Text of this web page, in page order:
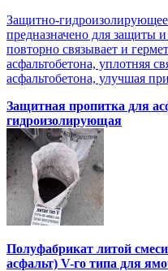
Защитно-
предназначено для защиты
повторно связывает и
асфальтобетона, уплотняя
асфальтобетона, улучшая
Защитная пропитка для
гидроизолирующая
Полуфабрикат литой
асфальт) V-го типа для